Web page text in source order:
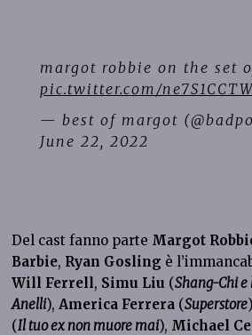
margot robbie on the set
pic.twitter.com/
— best of margot
June 22, 2022
Del cast fanno parte Margot
Barbie, Ryan Gosling è
Will Ferrell, Simu Liu (Shang-Chi
Anelli),America Ferrera (Superstore
(Il tuo ex non muore mai), Michael